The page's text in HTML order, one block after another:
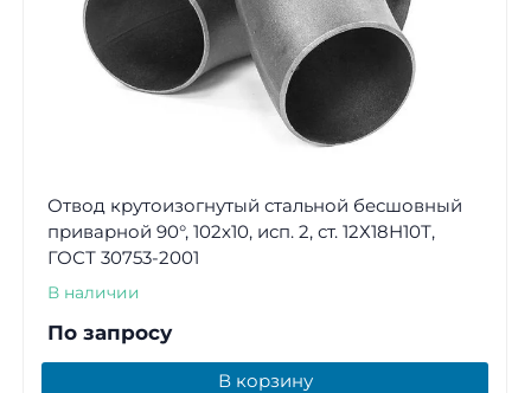
Отвод крутоизогнутый стальной бесшовный
приварной 90°, 102х10, исп. 2, ст. 12Х18Н10Т,
ГОСТ 30753-2001
В наличии
По запросу
В корзину